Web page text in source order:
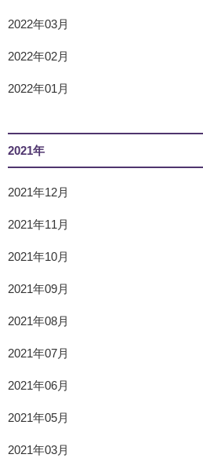
2022年03月
2022年02月
2022年01月
2021年
2021年12月
2021年11月
2021年10月
2021年09月
2021年08月
2021年07月
2021年06月
2021年05月
2021年03月